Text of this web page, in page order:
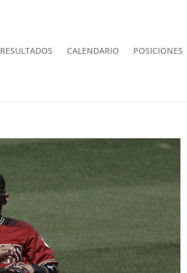
RESULTADOS CALENDARIO POSICIONES